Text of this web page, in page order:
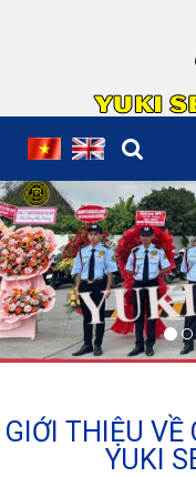
GIỚI THIỆU VỀ
YUKI